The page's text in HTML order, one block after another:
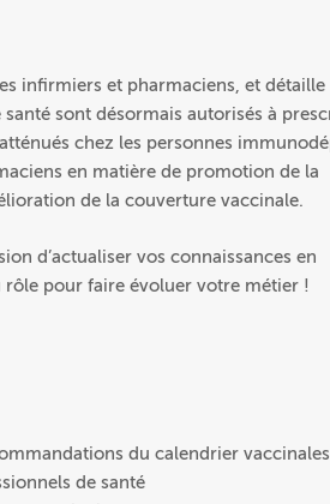
infirmiers et pharmaciens, et
sont désormais autorisés à
chez les personnes
en matière de promotion de la
de la couverture vaccinale.
d’actualiser vos connaissances en
pour faire évoluer votre métier !
du calendrier vaccinales
de santé